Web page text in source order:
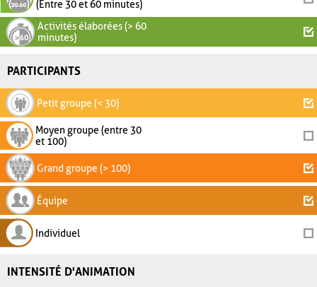
(Entre 30 et 60 minutes)
Activités élaborées (> 60
minutes)
PARTICIPANTS
Petit groupe (< 30)
Moyen groupe (entre 30
et 100)
Grand groupe (> 100)
Équipe
Individuel
INTENSITÉ D'ANIMATION